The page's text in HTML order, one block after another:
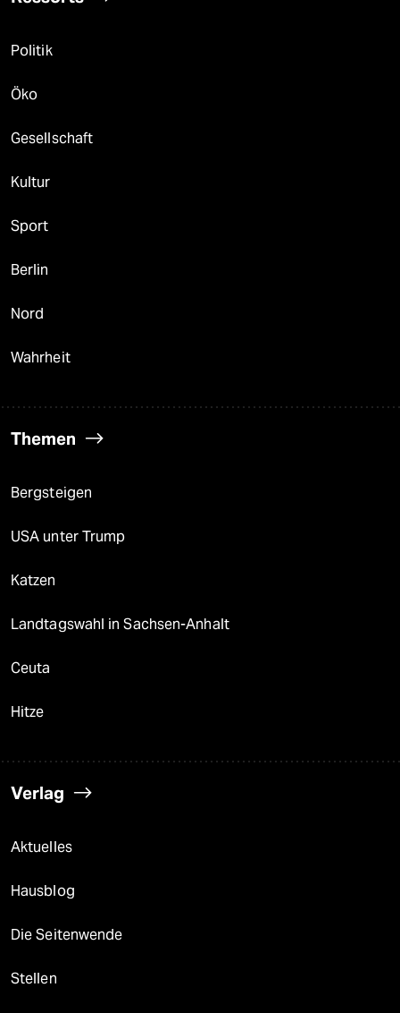
Politik
Öko
Gesellschaft
Kultur
Sport
Berlin
Nord
Wahrheit
Themen
Bergsteigen
USA unter Trump
Katzen
Landtagswahl in Sachsen-Anhalt
Ceuta
Hitze
Verlag
Aktuelles
Hausblog
Die Seitenwende
Stellen